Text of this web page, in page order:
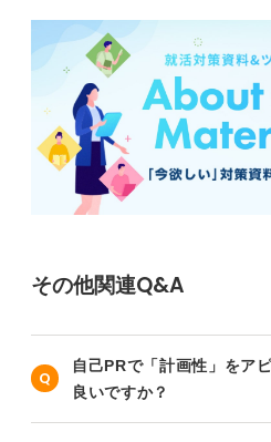
その他関連Q&A
自己PRで「計画性」をア
良いですか？